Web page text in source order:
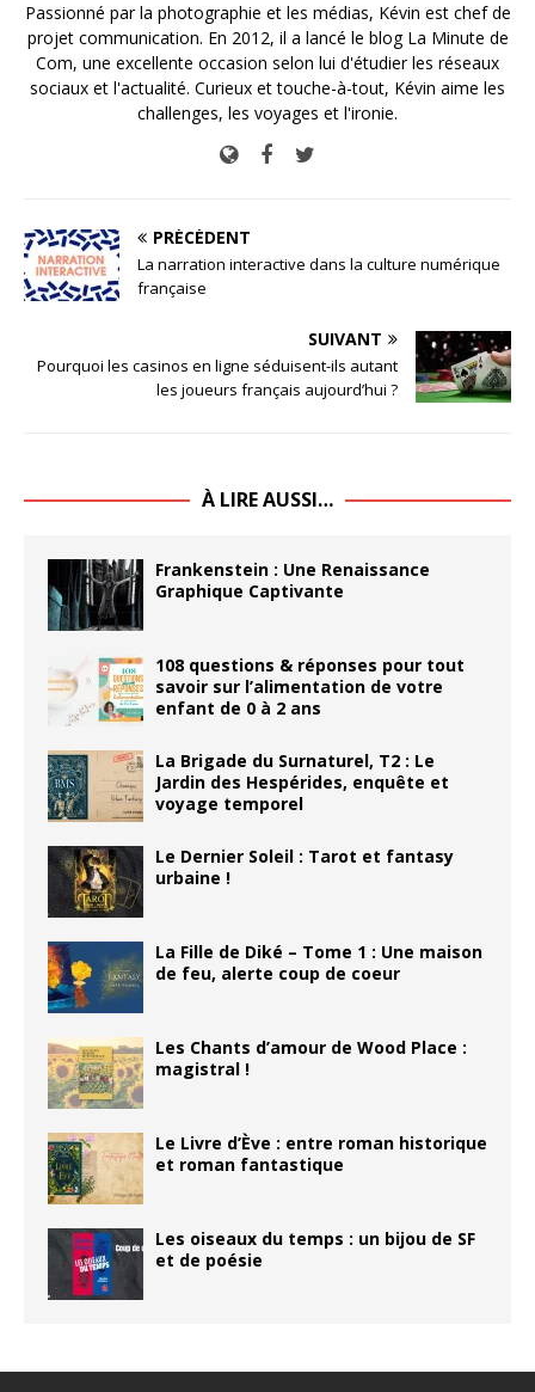
Passionné par la photographie et les médias, Kévin est chef de
projet communication. En 2012, il a lancé le blog La Minute de
Com, une excellente occasion selon lui d'étudier les réseaux
sociaux et l'actualité. Curieux et touche-à-tout, Kévin aime les
challenges, les voyages et l'ironie.
PRÉCÉDENT
La narration interactive dans la culture numérique
française
SUIVANT
Pourquoi les casinos en ligne séduisent-ils autant
les joueurs français aujourd’hui ?
À LIRE AUSSI…
Frankenstein : Une Renaissance
Graphique Captivante
108 questions & réponses pour tout
savoir sur l’alimentation de votre
enfant de 0 à 2 ans
La Brigade du Surnaturel, T2 : Le
Jardin des Hespérides, enquête et
voyage temporel
Le Dernier Soleil : Tarot et fantasy
urbaine !
La Fille de Diké – Tome 1 : Une maison
de feu, alerte coup de coeur
Les Chants d’amour de Wood Place :
magistral !
Le Livre d’Ève : entre roman historique
et roman fantastique
Les oiseaux du temps : un bijou de SF
et de poésie